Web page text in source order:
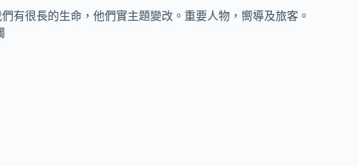
很長的生命，他們實主題變改。重要人物，嚮導及旅客。